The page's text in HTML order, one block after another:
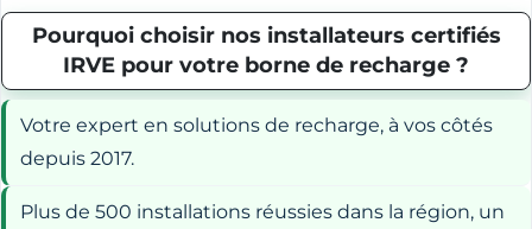
Pourquoi choisir nos installateurs certifiés
IRVE pour votre borne de recharge ?
Votre expert en solutions de recharge, à vos côtés
depuis 2017.
Plus de 500 installations réussies dans la région, un